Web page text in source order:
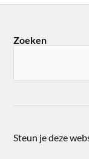
Zoeken
Steun je deze